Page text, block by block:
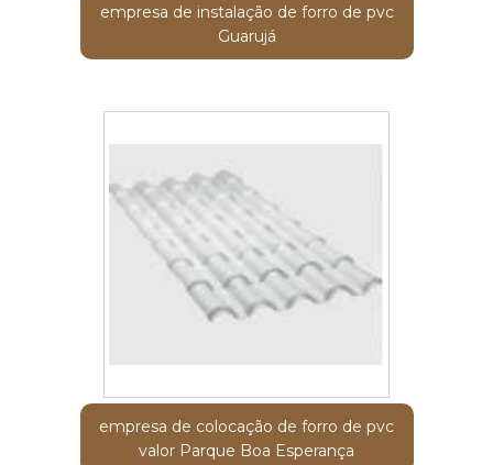
empresa de instalação de forro de pvc
Guarujá
empresa de colocação de forro de pvc
valor Parque Boa Esperança